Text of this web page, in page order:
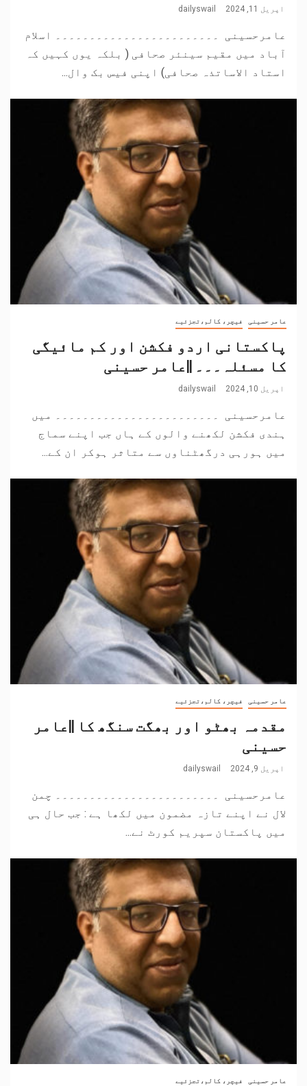
اپریل 11, 2024 dailyswail
عامرحسینی ۔۔۔۔۔۔۔۔۔۔۔۔۔۔۔۔۔۔۔۔۔۔۔۔ اسلام
آباد میں مقیم سینئر صحافی ( بلکہ یوں کہیں کہ
استاد الاساتذہ صحافی) اپنی فیس بک وال...
عامر حسینی فیچر، کالم،تجزئیے
پاکستانی اردو فکشن اور کم مائیگی
کا مسئلہ۔۔۔ ||عامر حسینی
اپریل 10, 2024 dailyswail
عامرحسینی ۔۔۔۔۔۔۔۔۔۔۔۔۔۔۔۔۔۔۔۔۔۔۔۔ میں
ہندی فکشن لکھنے والوں کے ہاں جب اپنے سماج
میں ہورہی درگھٹناوں سے متاثر ہوکر ان کے...
عامر حسینی فیچر، کالم،تجزئیے
مقدمہ بھٹو اور بھگت سنگھ کا ||عامر
حسینی
اپریل 9, 2024 dailyswail
عامرحسینی ۔۔۔۔۔۔۔۔۔۔۔۔۔۔۔۔۔۔۔۔۔۔۔۔ چمن
لال نے اپنے تازہ مضمون میں لکھا ہے : جب حال ہی
میں پاکستان سپریم کورٹ نے...
عامر حسینی فیچر، کالم،تجزئیے